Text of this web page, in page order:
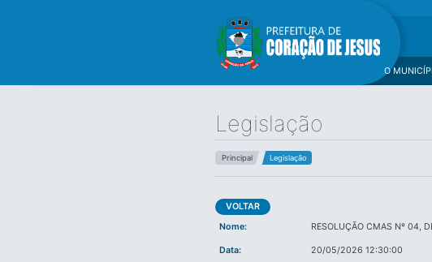
O
Legislação
Principal Legislação
VOLTAR
Nome:
RESOLUÇÃO CMAS Nº 04,
Data: 20/05/2026 12:30:00